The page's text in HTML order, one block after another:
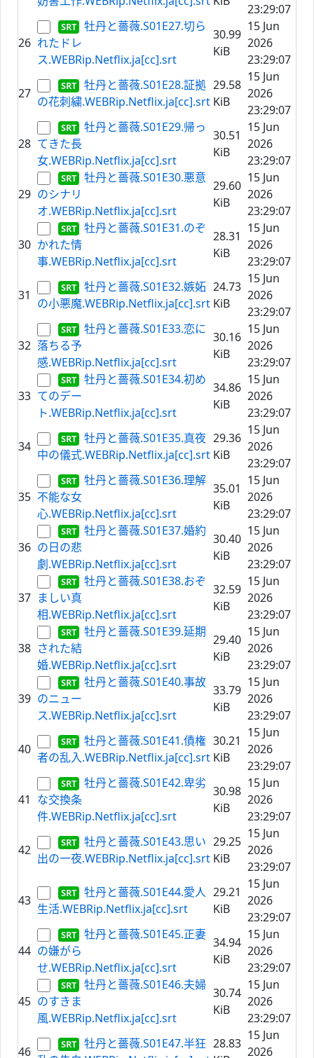
23:29:07
26
牡丹と薔薇.S01E27.切ら
れたドレ
ス.WEBRip.Netflix.ja[cc].srt
30.99
KiB
15 Jun
2026
23:29:07
27
牡丹と薔薇.S01E28.証拠
の花刺繍.WEBRip.Netflix.ja[cc].srt
29.58
KiB
15 Jun
2026
23:29:07
28
牡丹と薔薇.S01E29.帰っ
てきた長
女.WEBRip.Netflix.ja[cc].srt
30.51
KiB
15 Jun
2026
23:29:07
29
牡丹と薔薇.S01E30.悪意
のシナリ
オ.WEBRip.Netflix.ja[cc].srt
29.60
KiB
15 Jun
2026
23:29:07
30
牡丹と薔薇.S01E31.のぞ
かれた情
事.WEBRip.Netflix.ja[cc].srt
28.31
KiB
15 Jun
2026
23:29:07
31
牡丹と薔薇.S01E32.嫉妬
の小悪魔.WEBRip.Netflix.ja[cc].srt
24.73
KiB
15 Jun
2026
23:29:07
32
牡丹と薔薇.S01E33.恋に
落ちる予
感.WEBRip.Netflix.ja[cc].srt
30.16
KiB
15 Jun
2026
23:29:07
33
牡丹と薔薇.S01E34.初め
てのデー
ト.WEBRip.Netflix.ja[cc].srt
34.86
KiB
15 Jun
2026
23:29:07
34
牡丹と薔薇.S01E35.真夜
中の儀式.WEBRip.Netflix.ja[cc].srt
29.36
KiB
15 Jun
2026
23:29:07
35
牡丹と薔薇.S01E36.理解
不能な女
心.WEBRip.Netflix.ja[cc].srt
35.01
KiB
15 Jun
2026
23:29:07
36
牡丹と薔薇.S01E37.婚約
の日の悲
劇.WEBRip.Netflix.ja[cc].srt
30.40
KiB
15 Jun
2026
23:29:07
37
牡丹と薔薇.S01E38.おぞ
ましい真
相.WEBRip.Netflix.ja[cc].srt
32.59
KiB
15 Jun
2026
23:29:07
38
牡丹と薔薇.S01E39.延期
された結
婚.WEBRip.Netflix.ja[cc].srt
29.40
KiB
15 Jun
2026
23:29:07
39
牡丹と薔薇.S01E40.事故
のニュー
ス.WEBRip.Netflix.ja[cc].srt
33.79
KiB
15 Jun
2026
23:29:07
40
牡丹と薔薇.S01E41.債権
者の乱入.WEBRip.Netflix.ja[cc].srt
30.21
KiB
15 Jun
2026
23:29:07
41
牡丹と薔薇.S01E42.卑劣
な交換条
件.WEBRip.Netflix.ja[cc].srt
30.98
KiB
15 Jun
2026
23:29:07
42
牡丹と薔薇.S01E43.思い
出の一夜.WEBRip.Netflix.ja[cc].srt
29.25
KiB
15 Jun
2026
23:29:07
43
牡丹と薔薇.S01E44.愛人
生活.WEBRip.Netflix.ja[cc].srt
29.21
KiB
15 Jun
2026
23:29:07
44
牡丹と薔薇.S01E45.正妻
の嫌がら
せ.WEBRip.Netflix.ja[cc].srt
34.94
KiB
15 Jun
2026
23:29:07
45
牡丹と薔薇.S01E46.夫婦
のすきま
風.WEBRip.Netflix.ja[cc].srt
30.74
KiB
15 Jun
2026
23:29:07
46
牡丹と薔薇.S01E47.半狂 28.83
15 Jun
2026